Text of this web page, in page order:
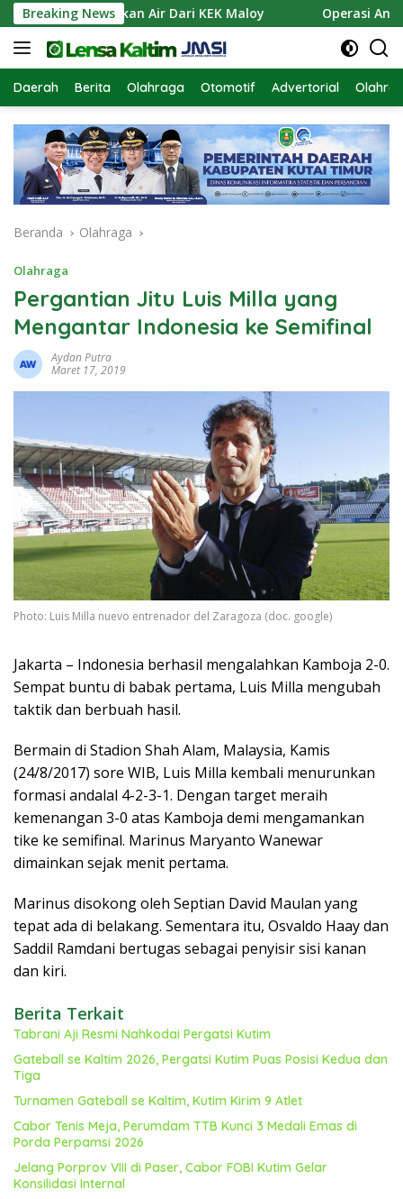
Langsung
ke
konten
Breaking News
Pasokan Air Dari KEK Maloy Operasi Antik
Daerah Berita Olahraga Otomotif Advertorial
Beranda Olahraga
Olahraga
Pergantian Jitu Luis Milla yang
Mengantar Indonesia ke Semifinal
Aydan Putra
Maret 17, 2019
Photo: Luis Milla nuevo entrenador del Zaragoza (doc. google)
Jakarta – Indonesia berhasil mengalahkan Kamboja 2-0.
Sempat buntu di babak pertama, Luis Milla mengubah
taktik dan berbuah hasil.
Bermain di Stadion Shah Alam, Malaysia, Kamis
(24/8/2017) sore WIB, Luis Milla kembali menurunkan
formasi andalal 4-2-3-1. Dengan target meraih
kemenangan 3-0 atas Kamboja demi mengamankan
tike ke semifinal. Marinus Maryanto Wanewar
dimainkan sejak menit pertama.
Marinus disokong oleh Septian David Maulan yang
tepat ada di belakang. Sementara itu, Osvaldo Haay dan
Saddil Ramdani bertugas sebagai penyisir sisi kanan
dan kiri.
Berita Terkait
Tabrani Aji Resmi Nahkodai Pergatsi Kutim
Gateball se Kaltim 2026, Pergatsi Kutim Puas Posisi Kedua dan
Tiga
Turnamen Gateball se Kaltim, Kutim Kirim 9 Atlet
Cabor Tenis Meja, Perumdam TTB Kunci 3 Medali Emas di
Porda Perpamsi 2026
Jelang Porprov VIII di Paser, Cabor FOBI Kutim Gelar
Konsilidasi Internal